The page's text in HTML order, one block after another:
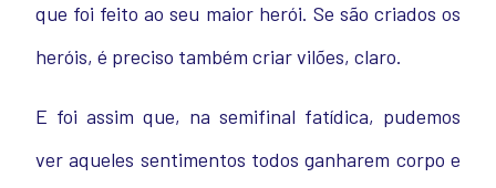
que foi feito ao seu maior herói. Se são criados os
heróis, é preciso também criar vilões, claro.
E foi assim que, na semifinal fatídica, pudemos
ver aqueles sentimentos todos ganharem corpo e